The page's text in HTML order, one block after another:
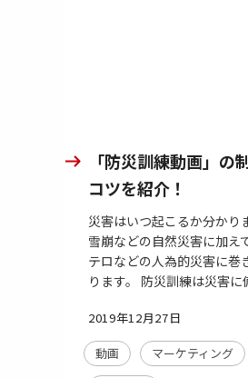
「防災訓練動画」の
コツを紹介！
災害はいつ起こるか分かり
雪崩などの自然災害に加え
テロなどの人為的災害に巻
ります。 防災訓練は災害に
2019年12月27日
動画 マーケティング